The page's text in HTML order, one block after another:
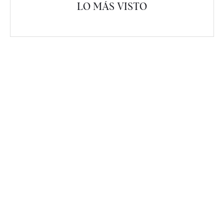
LO MÁS VISTO